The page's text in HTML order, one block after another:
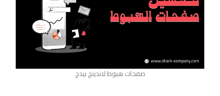
صفحات هبوط لاندينج بيدج